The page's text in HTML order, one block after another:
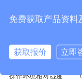
系统语言
操作环境参数
操作环境相对湿度
免费获取产品资料
获取报价 立即